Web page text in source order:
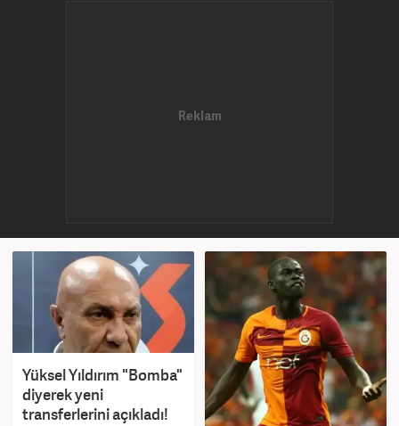
Yüksel Yıldırım "Bomba"
diyerek yeni
transferlerini açıkladı!